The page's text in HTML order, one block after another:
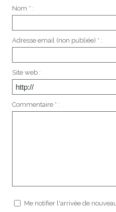
Nom * :
Adresse email (non publiée) * :
Site web :
Commentaire * :
Me notifier l'arrivée de